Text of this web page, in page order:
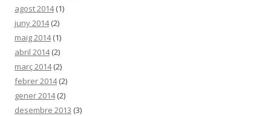
agost 2014(1)
juny 2014(2)
maig 2014(1)
abril 2014(2)
març 2014(2)
febrer 2014(2)
gener 2014(2)
desembre 2013 (3)